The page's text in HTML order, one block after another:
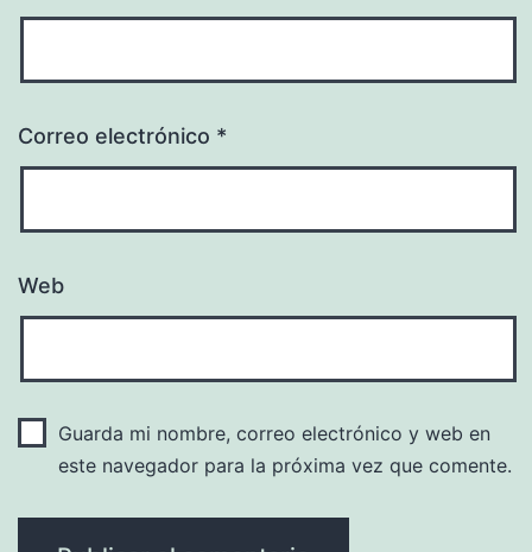
Correo electrónico *
Web
Guarda mi nombre, correo electrónico y web en
este navegador para la próxima vez que comente.